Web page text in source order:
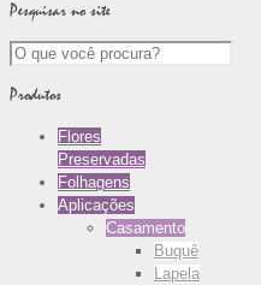
Pesquisar no site
Produtos
Flores
Preservadas
Folhagens
Aplicações
Casamento
Buquê
Lapela